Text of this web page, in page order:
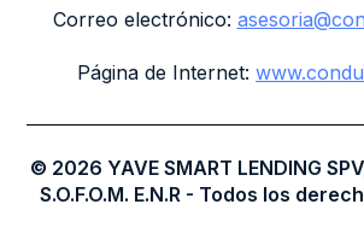
Correo electrónico:
Página de Internet:
© 2026 YAVE SMART LENDING
S.O.F.O.M. E.N.R - Todos los